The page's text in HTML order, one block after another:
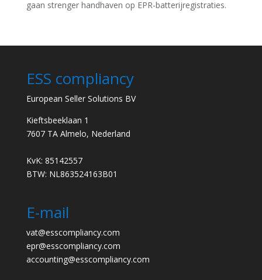
gaan strenger handhaven op EPR-batterijregistraties.
ESS compliancy
European Seller Solutions BV
Kieftsbeeklaan 1
7607 TA Almelo, Nederland
KvK: 85142557
BTW: NL863524163B01
E-mail
vat@esscompliancy.com
epr@esscompliancy.com
accounting@esscompliancy.com